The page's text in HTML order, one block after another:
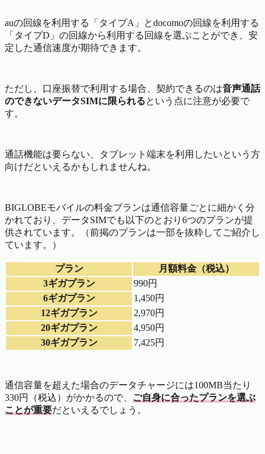
auの回線を利用する「タイプA」とdocomoの回線を利用する
「タイプD」の回線から利用する回線を選ぶことができ、安
定した通信速度が期待できます。
ただし、口座振替で利用する場合、契約できるのは音声通話
のできないデータSIMに限られるという点に注意が必要で
す。
通話機能は要らない、タブレット端末を利用したいという方
向けだといえるかもしれませんね。
BIGLOBEモバイルの料金プランは通信容量ごとに細かく分
かれており、データSIMでも以下のとおり6つのプランが提
供されています。（前掲のプランは一部を抜粋してご紹介し
ています。）
プラン
月額料金（税込）
3ギガプラン
990円
6ギガプラン
1,450円
12ギガプラン
2,970円
20ギガプラン
4,950円
30ギガプラン
7,425円
通信容量を超えた場合のデータチャージには100MB当たり
330円（税込）がかかるので、 ご自身に合ったプランを選ぶ
ことが重要だといえるでしょう。